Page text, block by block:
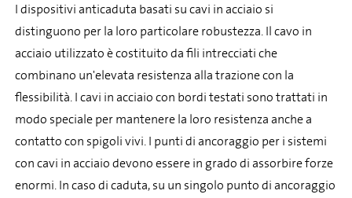
I dispositivi anticaduta basati su cavi in acciaio si
distinguono per la loro particolare robustezza. Il cavo in
acciaio utilizzato è costituito da fili intrecciati che
combinano un'elevata resistenza alla trazione con la
flessibilità. I cavi in acciaio con bordi testati sono trattati in
modo speciale per mantenere la loro resistenza anche a
contatto con spigoli vivi. I punti di ancoraggio per i sistemi
con cavi in acciaio devono essere in grado di assorbire forze
enormi. In caso di caduta, su un singolo punto di ancoraggio